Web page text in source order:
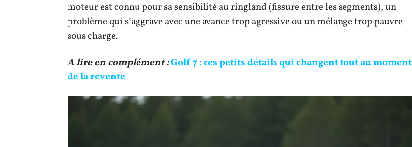
moteur est connu pour sa sensibilité au ringland (fissure entre les segments), un
problème qui s’aggrave avec une avance trop agressive ou un mélange trop pauvre
sous charge.
A lire en complément :Golf 7 : ces petits détails qui changent tout au moment
de la revente